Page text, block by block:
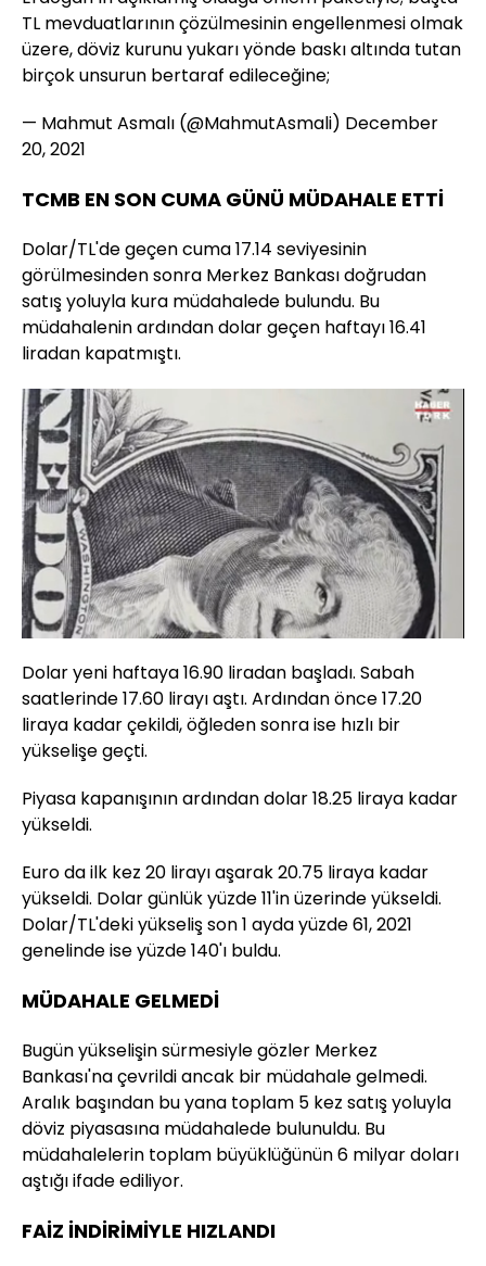
TL mevduatlarının çözülmesinin engellenmesi olmak
üzere, döviz kurunu yukarı yönde baskı altında tutan
birçok unsurun bertaraf edileceğine;
— Mahmut Asmalı (@MahmutAsmali) December
20, 2021
TCMB EN SON CUMA GÜNÜ MÜDAHALE ETTİ
Dolar/TL'de geçen cuma 17.14 seviyesinin
görülmesinden sonra Merkez Bankası doğrudan
satış yoluyla kura müdahalede bulundu. Bu
müdahalenin ardından dolar geçen haftayı 16.41
liradan kapatmıştı.
Sesi
Aç
Yüklendi:
100.00%
Oynatma
Hızı
Dolar yeni haftaya 16.90 liradan başladı. Sabah
saatlerinde 17.60 lirayı aştı. Ardından önce 17.20
liraya kadar çekildi, öğleden sonra ise hızlı bir
yükselişe geçti.
Piyasa kapanışının ardından dolar 18.25 liraya kadar
yükseldi.
Euro da ilk kez 20 lirayı aşarak 20.75 liraya kadar
yükseldi. Dolar günlük yüzde 11'in üzerinde yükseldi.
Dolar/TL'deki yükseliş son 1 ayda yüzde 61, 2021
genelinde ise yüzde 140'ı buldu.
MÜDAHALE GELMEDİ
Bugün yükselişin sürmesiyle gözler Merkez
Bankası'na çevrildi ancak bir müdahale gelmedi.
Aralık başından bu yana toplam 5 kez satış yoluyla
döviz piyasasına müdahalede bulunuldu. Bu
müdahalelerin toplam büyüklüğünün 6 milyar doları
aştığı ifade ediliyor.
FAİZ İNDİRİMİYLE HIZLANDI